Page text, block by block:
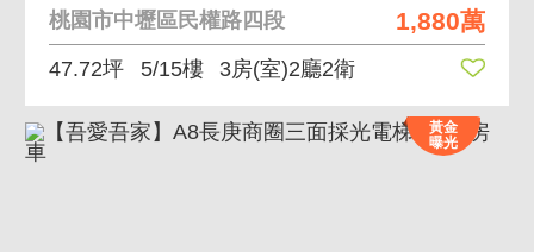
1,880萬
桃園市中壢區民權路四段
47.72坪 5/15樓 3房(室)2廳2衛
黃金
曝光